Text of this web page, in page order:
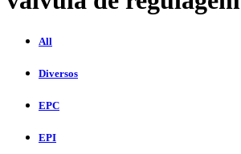
All
Diversos
EPC
EPI